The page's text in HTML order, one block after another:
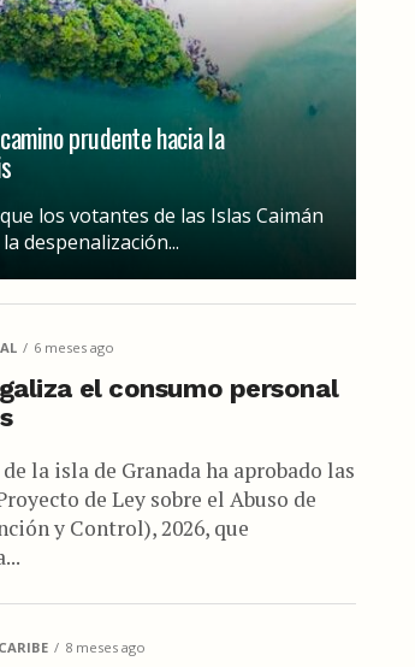
prudente hacia la
los votantes de las Islas Caimán
despenalización...
6 meses ago
el consumo personal
la isla de Granada ha aprobado las
de Ley sobre el Abuso de
y Control), 2026, que
8 meses ago